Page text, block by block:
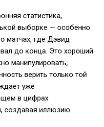
статистика,
выборке — особенно
матчах, где Дэвид
до конца. Это хороший
манипулировать,
верить только той
уже
в цифрах
создавая иллюзию